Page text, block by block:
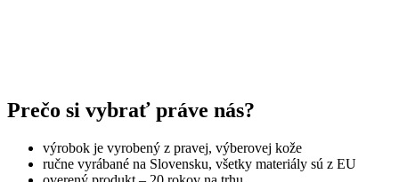
Prečo si vybrať práve nás?
výrobok je vyrobený z pravej, výberovej kože
ručne vyrábané na Slovensku, všetky materiály sú z EU